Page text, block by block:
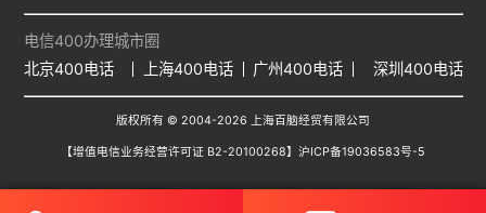
电信400办理城市圈
北京400电话
上海400电话 广州400电话 深圳400电话
版权所有 © 2004-2026 上海百脑经贸有限公司
【增值电信业务经营许可证 B2-20100268】 沪ICP备19036583号-5